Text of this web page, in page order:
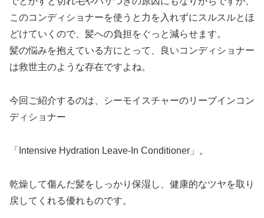
このコンディショナーを使うと力を入れずにスルスルとほ
どけていくので、髪への負担をぐっと減らせます。
髪の悩みを抱えている方にとって、良いコンディショナー
は救世主のような存在ですよね。
今回ご紹介するのは、シーモイスチャーのリーブインコン
ディショナー
「Intensive Hydration Leave-In Conditioner」。
乾燥して傷んだ髪をしっかり保湿し、健康的なツヤを取り
戻してくれる優れものです。